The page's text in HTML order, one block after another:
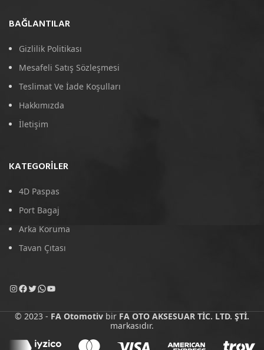
BAĞLANTILAR
Gizlilik Politikası
Mesafeli Satış Sözleşmesi
Teslimat Ve İade Koşulları
Hakkımızda
İletişim
KATEGORILER
4D Paspas
Port Bagaj
Arka Koruma
Tavan Çıtası
© 2023 - FA Otomotiv bir FA OTO AKSESUAR TİC. LTD. ŞTİ.
markasıdır.